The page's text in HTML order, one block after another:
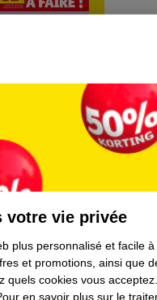
Tout
À
Presse
Formule
votre vie privée
plus personnalisé et facile à
et promotions, ainsi que
quels cookies vous acceptez.
en savoir plus sur le